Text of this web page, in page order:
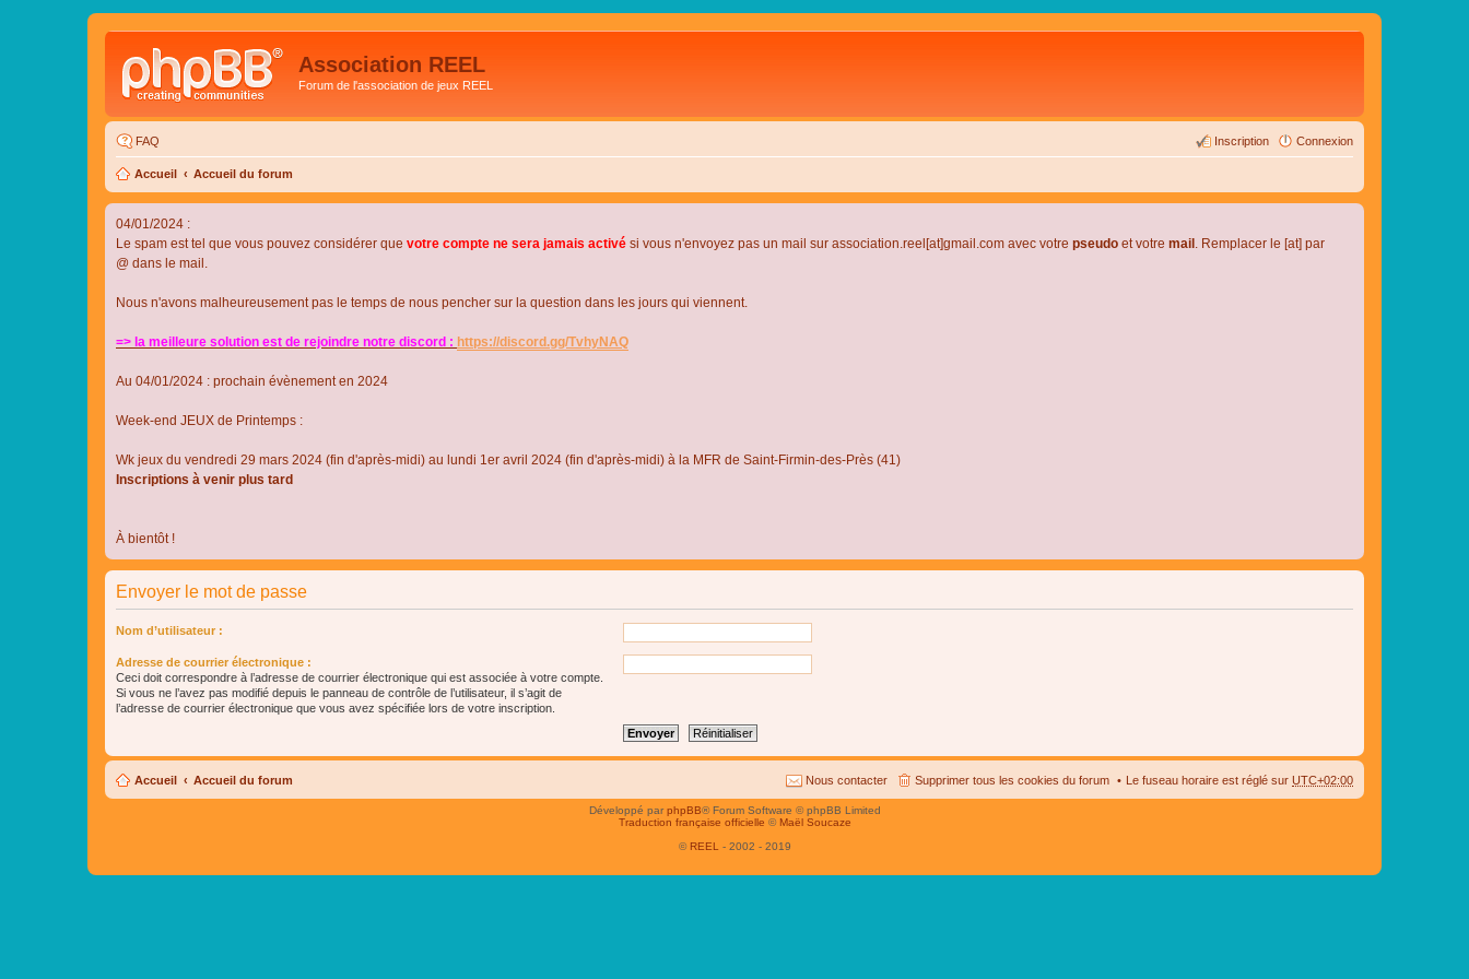
Association REEL
Forum de l'association de jeux REEL
FAQ Connexion
Inscription
Accueil Accueil du forum
04/01/2024 :
Le spam est tel que vous pouvez considérer que votre compte ne sera jamais activé si vous n'envoyez pas un mail sur association.reel[at]gmail.com avec votre pseudo et votre mail . Remplacer le [at] par
@ dans le mail.
Nous n'avons malheureusement pas le temps de nous pencher sur la question dans les jours qui viennent.
=> la meilleure solution est de rejoindre notre discord : https://discord.gg/TvhyNAQ
Au 04/01/2024 : prochain évènement en 2024
Week-end JEUX de Printemps :
Wk jeux du vendredi 29 mars 2024 (fin d'après-midi) au lundi 1er avril 2024 (fin d'après-midi) à la MFR de Saint-Firmin-des-Près (41)
Inscriptions à venir plus tard
À bientôt !
Envoyer le mot de passe
Nom d’utilisateur :
Adresse de courrier électronique :
Ceci doit correspondre à l’adresse de courrier électronique qui est associée à votre compte.
Si vous ne l’avez pas modifié depuis le panneau de contrôle de l’utilisateur, il s’agit de
l’adresse de courrier électronique que vous avez spécifiée lors de votre inscription.
Accueil Accueil du forum Le fuseau horaire est réglé sur UTC+02:00
Supprimer tous les cookies du forum
Nous contacter
Développé parphpBB® Forum Software © phpBB Limited
Traduction française officielle © Maël Soucaze
© REEL - 2002 - 2019